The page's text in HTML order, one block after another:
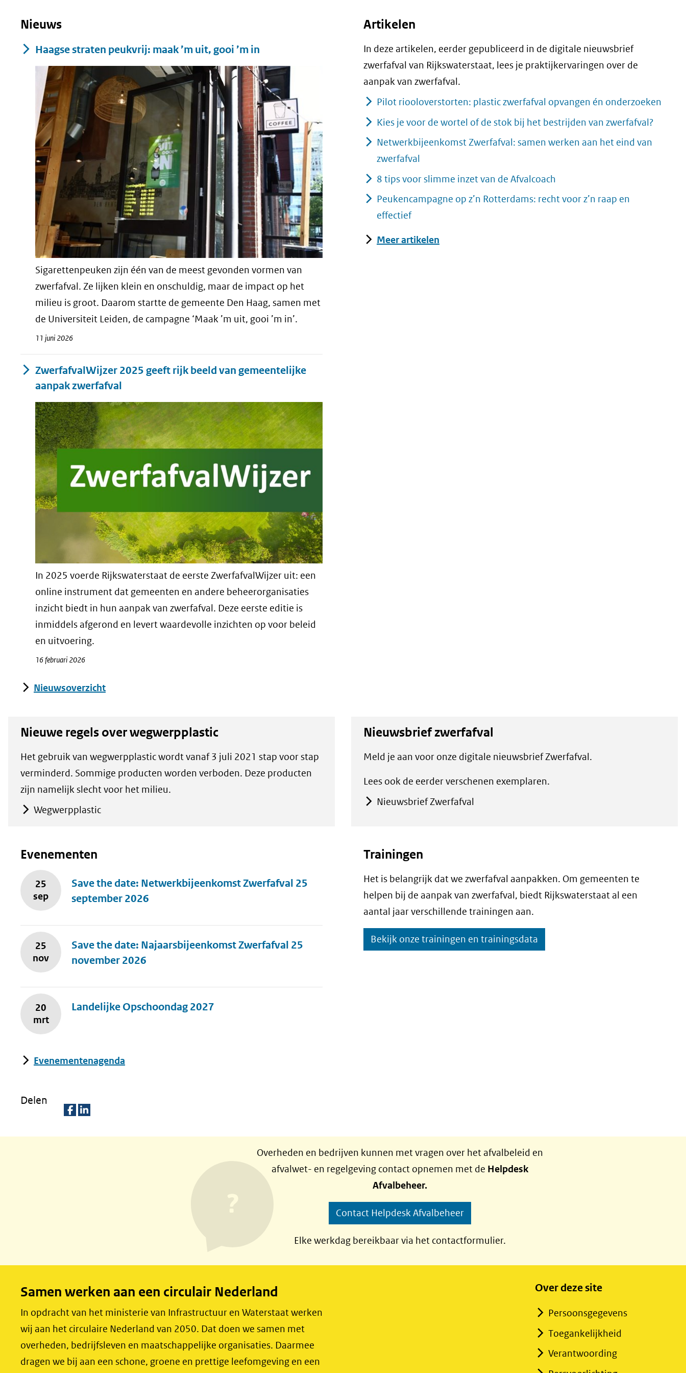
Nieuws
Haagse straten peukvrij: maak ’m uit, gooi ’m in
Sigarettenpeuken zijn één van de meest gevonden vormen van
zwerfafval. Ze lijken klein en onschuldig, maar de impact op het
milieu is groot. Daarom startte de gemeente Den Haag, samen met
de Universiteit Leiden, de campagne ‘Maak ’m uit, gooi ’m in’.
11 juni 2026
ZwerfafvalWijzer 2025 geeft rijk beeld van gemeentelijke
aanpak zwerfafval
In 2025 voerde Rijkswaterstaat de eerste ZwerfafvalWijzer uit: een
online instrument dat gemeenten en andere beheerorganisaties
inzicht biedt in hun aanpak van zwerfafval. Deze eerste editie is
inmiddels afgerond en levert waardevolle inzichten op voor beleid
en uitvoering.
16 februari 2026
Nieuwsoverzicht
Artikelen
In deze artikelen, eerder gepubliceerd in de digitale nieuwsbrief
zwerfafval van Rijkswaterstaat, lees je praktijkervaringen over de
aanpak van zwerfafval.
Pilot riooloverstorten: plastic zwerfafval opvangen én onderzoeken
Kies je voor de wortel of de stok bij het bestrijden van zwerfafval?
Netwerkbijeenkomst Zwerfafval: samen werken aan het eind van
zwerfafval
8 tips voor slimme inzet van de Afvalcoach
Peukencampagne op z’n Rotterdams: recht voor z’n raap en
effectief
Meer artikelen
Nieuwe regels over wegwerpplastic
Het gebruik van wegwerpplastic wordt vanaf 3 juli 2021 stap voor stap
verminderd. Sommige producten worden verboden. Deze producten
zijn namelijk slecht voor het milieu.
Wegwerpplastic
Nieuwsbrief zwerfafval
Meld je aan voor onze digitale nieuwsbrief Zwerfafval.
Lees ook de eerder verschenen exemplaren.
Nieuwsbrief Zwerfafval
Evenementen
Save the date: Netwerkbijeenkomst Zwerfafval 25
september 2026
25
sep
Save the date: Najaarsbijeenkomst Zwerfafval 25
november 2026
25
nov
Landelijke Opschoondag 2027
20
mrt
Evenementenagenda
Trainingen
Het is belangrijk dat we zwerfafval aanpakken. Om gemeenten te
helpen bij de aanpak van zwerfafval, biedt Rijkswaterstaat al een
aantal jaar verschillende trainingen aan.
Bekijk onze trainingen en trainingsdata
Delen
c
b
o
o
k
(opent
n
e
d
I
n
(opent
Overheden en bedrijven kunnen met vragen over het afvalbeleid en
afvalwet- en regelgeving contact opnemen met de Helpdesk
Afvalbeheer.
Contact Helpdesk Afvalbeheer
Elke werkdag bereikbaar via het contactformulier.
Samen werken aan een circulair Nederland
In opdracht van het ministerie van Infrastructuur en Waterstaat werken
wij aan het circulaire Nederland van 2050. Dat doen we samen met
overheden, bedrijfsleven en maatschappelijke organisaties. Daarmee
dragen we bij aan een schone, groene en prettige leefomgeving en een
Over deze site
Persoonsgegevens
Toegankelijkheid
Verantwoording